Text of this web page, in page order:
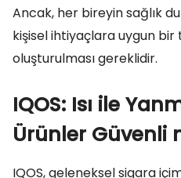
Ancak, her bireyin sağlık
kişisel ihtiyaçlara uygun
oluşturulması gereklidir.
IQOS: Isı ile
Ürünler Güvenli
IQOS, geleneksel sigara